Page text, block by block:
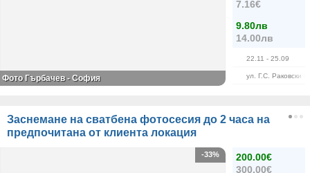
7.16€
9.80лв
14.00лв
22.11 - 25.09
ул. Г.С. Раковски
Фото Гърбачев - София
Заснемане на сватбена фотосесия до 2 часа на
предпочитана от клиента локация
200.00€
300.00€
-33%